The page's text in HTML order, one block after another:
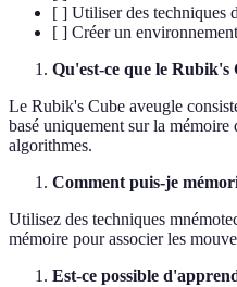
[ ] Utiliser des techniques
[ ] Créer un
Qu'est-ce que le Rubik's
Le Rubik's Cube aveugle
basé uniquement sur la mémoire
algorithmes.
Comment puis-je
Utilisez des techniques
mémoire pour associer les
Est-ce possible